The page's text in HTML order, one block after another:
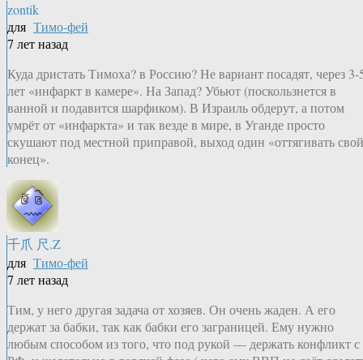
zontik
для Тимо-фей
7 лет назад
Куда дристать Тимоха? в Россию? Не вариант посадят, через 3-
лет «инфаркт в камере». На Запад? Убьют (поскользнется в
ванной и подавится шарфиком). В Израиль обдерут, а потом
умрёт от «инфаркта» и так везде в мире, в Уганде просто
скушают под местной приправой, выход один «оттягивать свой
конец».
千爪 尺.Z
для Тимо-фей
7 лет назад
Тим, у него другая задача от хозяев. Он очень жаден. А его
держат за бабки, так как бабки его заграницей. Ему нужно
любым способом из того, что под рукой — держать конфликт с